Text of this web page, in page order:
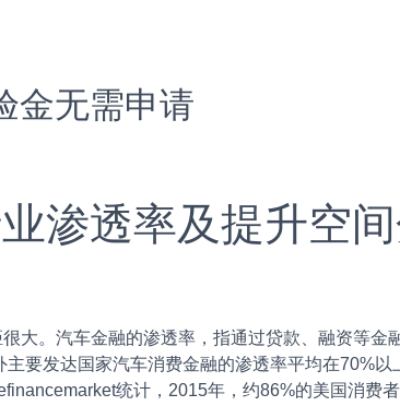
金无需申请
渗透率及提升空
。汽车金融的渗透率，指通过贷款、融资等金
要发达国家汽车消费金融的渗透率平均在70%
统计，2015年，约86%的美国消费